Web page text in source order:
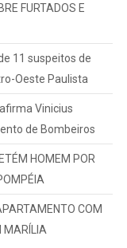
FURTADOS E
11 suspeitos de
Oeste Paulista
Vinicius
de Bombeiros
HOMEM POR
COM
MARÍLIA